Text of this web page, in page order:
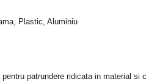
Plastic, Aluminiu
patrundere ridicata in material si